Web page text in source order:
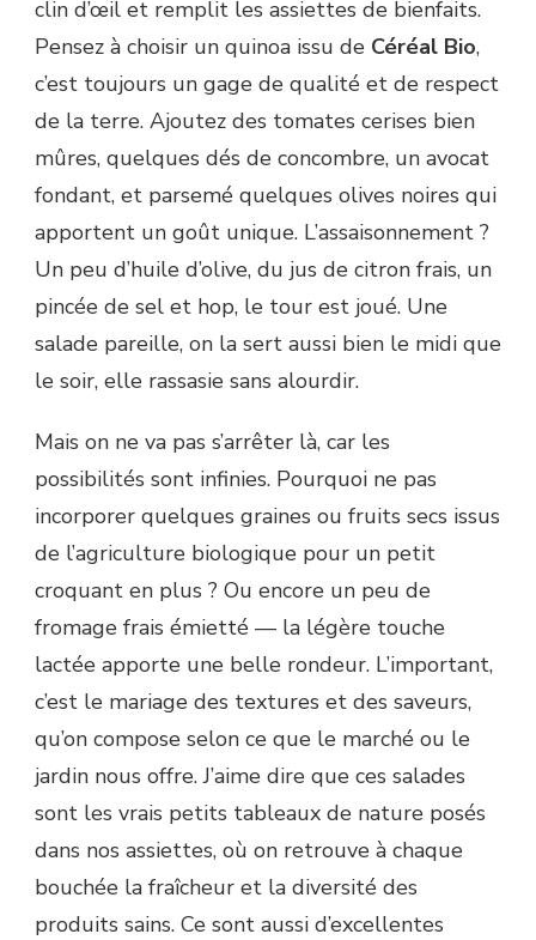
clin d’œil et remplit les assiettes de bienfaits.
Pensez à choisir un quinoa issu de Céréal Bio,
c’est toujours un gage de qualité et de respect
de la terre. Ajoutez des tomates cerises bien
mûres, quelques dés de concombre, un avocat
fondant, et parsemé quelques olives noires qui
apportent un goût unique. L’assaisonnement ?
Un peu d’huile d’olive, du jus de citron frais, un
pincée de sel et hop, le tour est joué. Une
salade pareille, on la sert aussi bien le midi que
le soir, elle rassasie sans alourdir.
Mais on ne va pas s’arrêter là, car les
possibilités sont infinies. Pourquoi ne pas
incorporer quelques graines ou fruits secs issus
de l’agriculture biologique pour un petit
croquant en plus ? Ou encore un peu de
fromage frais émietté — la légère touche
lactée apporte une belle rondeur. L’important,
c’est le mariage des textures et des saveurs,
qu’on compose selon ce que le marché ou le
jardin nous offre. J’aime dire que ces salades
sont les vrais petits tableaux de nature posés
dans nos assiettes, où on retrouve à chaque
bouchée la fraîcheur et la diversité des
produits sains. Ce sont aussi d’excellentes